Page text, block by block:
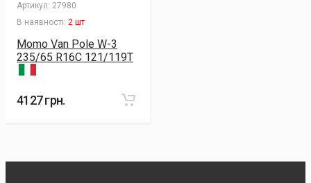
Артикул: 27980
В наявності: 2 шт
Momo Van Pole W-3
235/65 R16C 121/119T
4127 грн.